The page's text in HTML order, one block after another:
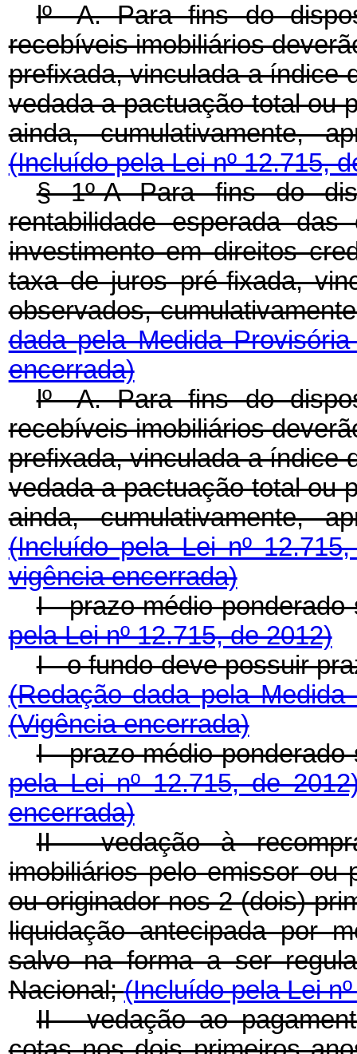
lº -A. Para fins do
recebíveis imobiliários
prefixada, vinculada a índice
vedada a pactuação total ou
ainda, cumulativamente,
(Incluído pela Lei nº 12.715,
§ 1º-A Para fins do
rentabilidade esperada
investimento em direitos
taxa de juros pré-fixada,
observados,
dada pela Medida
encerrada)
lº -A. Para fins do
recebíveis imobiliários
prefixada, vinculada a índice
vedada a pactuação total ou
ainda, cumulativamente,
(Incluído pela Lei nº
vigência encerrada)
I - prazo médio
pela Lei nº 12.715, de 2012)
I - o fundo deve possuir
(Redação dada pela
(Vigência encerrada)
I - prazo médio
pela Lei nº 12.715, de
encerrada)
II - vedação à
imobiliários pelo emissor ou
ou originador nos 2 (dois)
liquidação antecipada por
salvo na forma a ser
Nacional;(Incluído pela Lei
II - vedação ao